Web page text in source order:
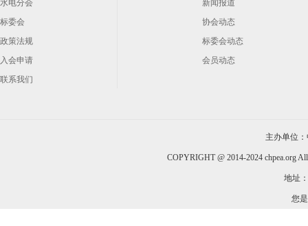
水电分会
标委会
政策法规
入会申请
联系我们
新闻报道
协会动态
标委会动态
会员动态
主办单位
COPYRIGHT @ 2014-2024 chpea.org
地址
您